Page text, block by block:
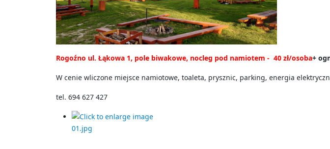
Rogoźno ul. Łąkowa 1, pole biwakowe, nocleg pod namiotem - 40 zł/osoba+
W cenie wliczone miejsce namiotowe, toaleta, prysznic, parking, energia
tel. 694 627 427